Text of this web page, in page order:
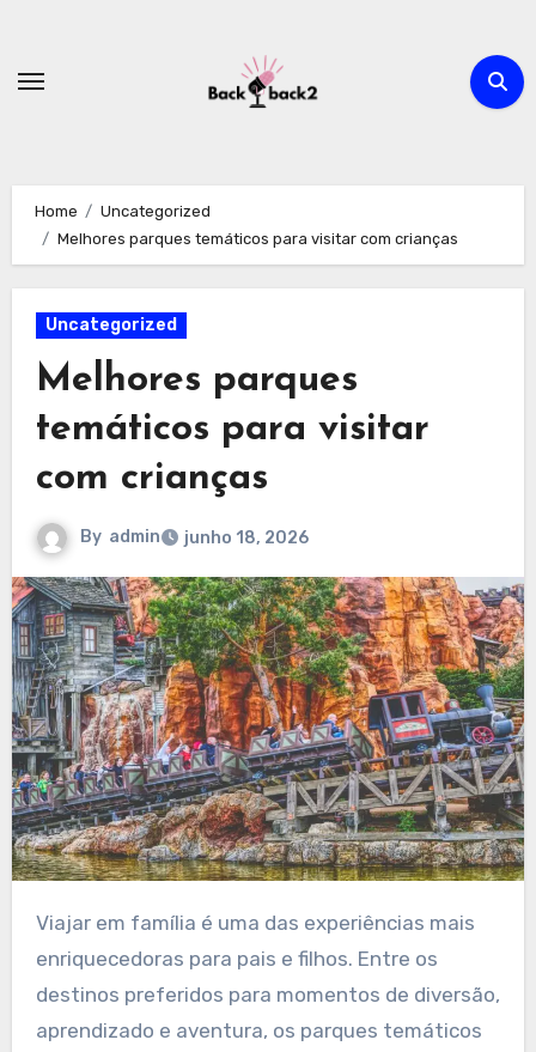
content
Home
Uncategorized
Melhores parques temáticos para visitar com crianças
Uncategorized
Melhores parques
temáticos para visitar
com crianças
By admin junho 18, 2026
Viajar em família é uma das experiências mais
enriquecedoras para pais e filhos. Entre os
destinos preferidos para momentos de diversão,
aprendizado e aventura, os parques temáticos